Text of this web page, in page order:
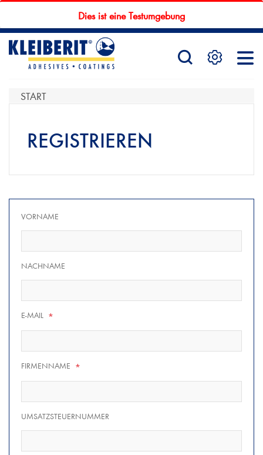
Dies ist eine Testumgebung
STARTSEITE
SERVICE
KONTAKTFORMULAR
HÄNDLERSUCHE
START
REGISTRIEREN
VORNAME
NACHNAME
E-MAIL *
FIRMENNAME *
UMSATZSTEUERNUMMER